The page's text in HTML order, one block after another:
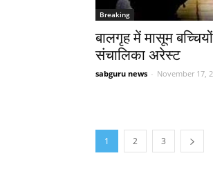
Breaking
बालगृह में मासूम
संचालिका अरेस्ट
sabguru news - November 17,
1 2 3